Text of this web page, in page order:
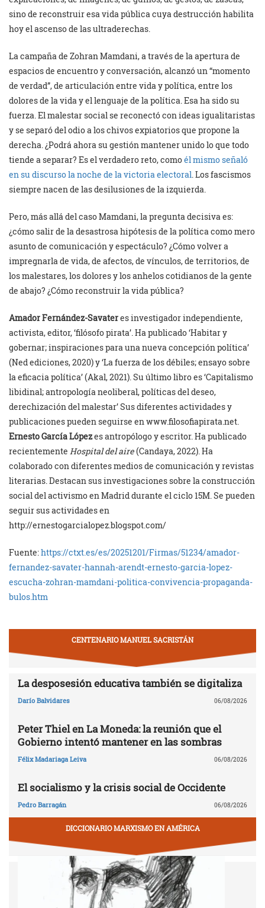
sino de reconstruir esa vida pública cuya destrucción habilita
hoy el ascenso de las ultraderechas.
La campaña de Zohran Mamdani, a través de la apertura de
espacios de encuentro y conversación, alcanzó un “momento
de verdad”, de articulación entre vida y política, entre los
dolores de la vida y el lenguaje de la política. Esa ha sido su
fuerza. El malestar social se reconectó con ideas igualitaristas
y se separó del odio a los chivos expiatorios que propone la
derecha. ¿Podrá ahora su gestión mantener unido lo que todo
tiende a separar? Es el verdadero reto, comoél mismo señaló
en su discurso la noche de la victoria electoral . Los fascismos
siempre nacen de las desilusiones de la izquierda.
Pero, más allá del caso Mamdani, la pregunta decisiva es:
¿cómo salir de la desastrosa hipótesis de la política como mero
asunto de comunicación y espectáculo? ¿Cómo volver a
impregnarla de vida, de afectos, de vínculos, de territorios, de
los malestares, los dolores y los anhelos cotidianos de la gente
de abajo? ¿Cómo reconstruir la vida pública?
Amador Fernández-Savateres investigador independiente,
activista, editor, ‘filósofo pirata’. Ha publicado ‘Habitar y
gobernar; inspiraciones para una nueva concepción política’
(Ned ediciones, 2020) y ‘La fuerza de los débiles; ensayo sobre
la eficacia política’ (Akal, 2021). Su último libro es ‘Capitalismo
libidinal; antropología neoliberal, políticas del deseo,
derechización del malestar’ Sus diferentes actividades y
publicaciones pueden seguirse en www.filosofiapirata.net.
Ernesto García Lópezes antropólogo y escritor. Ha publicado
recientemente Hospital del aire(Candaya, 2022). Ha
colaborado con diferentes medios de comunicación y revistas
literarias. Destacan sus investigaciones sobre la construcción
social del activismo en Madrid durante el ciclo 15M. Se pueden
seguir sus actividades en
http://ernestogarcialopez.blogspot.com/
Fuente:https://ctxt.es/es/20251201/Firmas/51234/amador-
fernandez-savater-hannah-arendt-ernesto-garcia-lopez-
escucha-zohran-mamdani-politica-convivencia-propaganda-
bulos.htm
CENTENARIO MANUEL SACRISTÁN
La desposesión educativa también se digitaliza
Darío Balvidares 06/08/2026
Peter Thiel en La Moneda: la reunión que el
Gobierno intentó mantener en las sombras
Félix Madariaga Leiva 06/08/2026
El socialismo y la crisis social de Occidente
Pedro Barragán 06/08/2026
DICCIONARIO MARXISMO EN AMÉRICA